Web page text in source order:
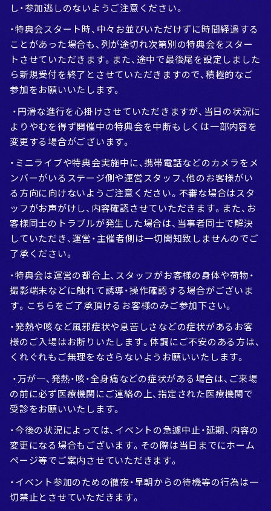
し・参加逃しのないようご注意ください。
・特典会スタート時、中々お並びいただけずに時間経過する
ことがあった場合も、列が途切れ次第別の特典会をスター
トさせていただきます。また、途中で最後尾を設定しました
ら新規受付を終了とさせていただきますので、積極的なご
参加をお願いいたします。
・円滑な進行を心掛けさせていただきますが、当日の状況に
よりやむを得ず開催中の特典会を中断もしくは一部内容を
変更する場合がございます。
・ミニライブや特典会実施中に、携帯電話などのカメラをメ
ンバーがいるステージ側や運営スタッフ、他のお客様がい
る方向に向けないようご注意ください。不審な場合はスタ
ッフがお声がけし、内容確認させていただきます。また、お
客様同士のトラブルが発生した場合は、当事者同士で解決
していただき、運営・主催者側は一切関知致しませんのでご
了承ください。
・特典会は運営の都合上、スタッフがお客様の身体や荷物・
撮影端末などに触れて誘導・操作確認する場合がございま
す。こちらをご了承頂けるお客様のみご参加下さい。
・発熱や咳など風邪症状や息苦しさなどの症状があるお客
様のご入場はお断りいたします。体調にご不安のある方は、
くれぐれもご無理をなさらないようお願いいたします。
・万が一、発熱・咳・全身痛などの症状がある場合は、ご来場
の前に必ず医療機関にご連絡の上、指定された医療機関で
受診をお願いいたします。
・今後の状況によっては、イベントの急遽中止・延期、内容の
変更になる場合もございます。その際は当日までにホーム
ページ等でご案内させていただきます。
・イベント参加のための徹夜・早朝からの待機等の行為は一
切禁止とさせていただきます。